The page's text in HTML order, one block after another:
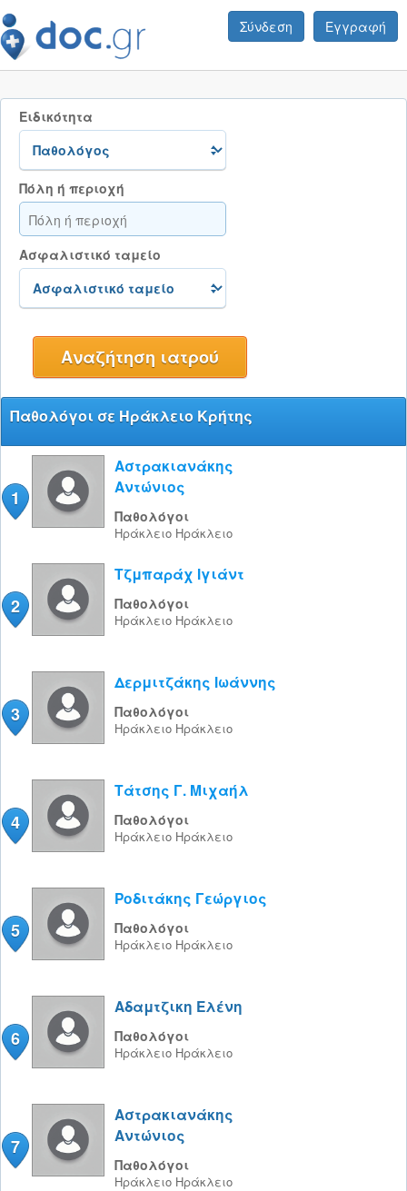
Σύνδεση Εγγραφή
Ειδικότητα
Πόλη ή περιοχή
Ασφαλιστικό ταμείο
Παθολόγοι σε Ηράκλειο Κρήτης
1
Αστρακιανάκης
Αντώνιος
Παθολόγοι
Ηράκλειο Ηράκλειο
2
Τζμπαράχ Ιγιάντ
Παθολόγοι
Ηράκλειο Ηράκλειο
3
Δερμιτζάκης Ιωάννης
Παθολόγοι
Ηράκλειο Ηράκλειο
4
Τάτσης Γ. Μιχαήλ
Παθολόγοι
Ηράκλειο Ηράκλειο
5
Ροδιτάκης Γεώργιος
Παθολόγοι
Ηράκλειο Ηράκλειο
6
Αδαμτζικη Ελένη
Παθολόγοι
Ηράκλειο Ηράκλειο
7
Αστρακιανάκης
Αντώνιος
Παθολόγοι
Ηράκλειο Ηράκλειο